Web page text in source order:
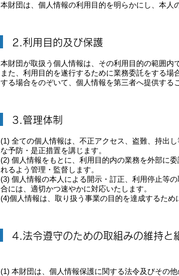
本財団は、個人情報の利用目的を明らかにし、本人
2.利用目的及び保護
本財団が取扱う個人情報は、その利用目的の範囲内
また、利用目的を遂行するために業務委託をする
する場合をのぞいて、個人情報を第三者へ提供する
3.管理体制
(1) 全ての個人情報は、不正アクセス、盗難、持出
な予防・是正措置を講じます。
(2) 個人情報をもとに、利用目的内の業務を外部に
れるよう管理・監督します。
(3) 個人情報の本人による開示・訂正、利用停止等
合には、適切かつ速やかに対応いたします。
(4)個人情報は、取り扱う事業の目的を達成するた
4.法令遵守のための取組みの維持と
(1) 本財団は、個人情報保護に関する法令及びその